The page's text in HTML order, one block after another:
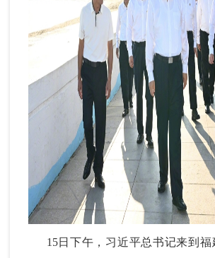
15日下午，习近平总书记来到福